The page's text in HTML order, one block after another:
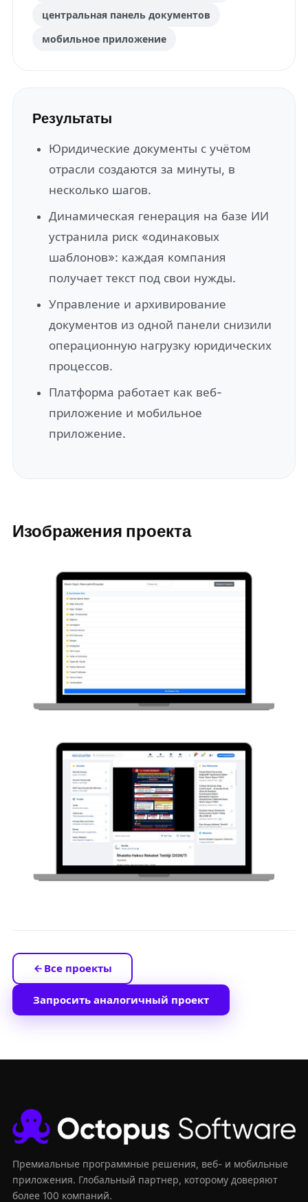
центральная панель документов
мобильное приложение
Результаты
Юридические документы с учётом
отрасли создаются за минуты, в
несколько шагов.
Динамическая генерация на базе ИИ
устранила риск «одинаковых
шаблонов»: каждая компания
получает текст под свои нужды.
Управление и архивирование
документов из одной панели снизили
операционную нагрузку юридических
процессов.
Платформа работает как веб-
приложение и мобильное
приложение.
Изображения проекта
Все проекты
Запросить аналогичный проект
Премиальные программные решения, веб- и мобильные
приложения. Глобальный партнер, которому доверяют
более 100 компаний.